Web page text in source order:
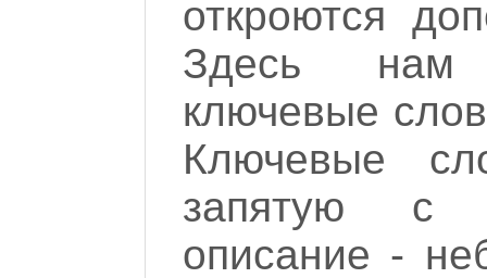
откроются
Здесь нам
ключевые
Ключевые
запятую с
описание -